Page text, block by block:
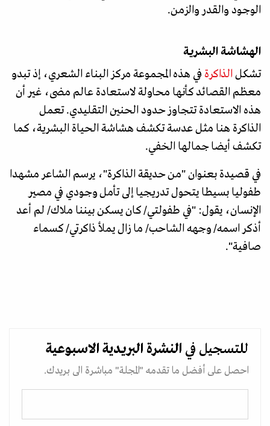
الوجود والقدر والزمن.
الهشاشة البشرية
تشكل الذاكرة في هذه المجموعة مركز البناء الشعري، إذ تبدو
معظم القصائد كأنها محاولة لاستعادة عالم مضى، غير أن
هذه الاستعادة تتجاوز حدود الحنين التقليدي. تعمل
الذاكرة هنا مثل عدسة تكشف هشاشة الحياة البشرية، كما
تكشف أيضا جمالها الخفي.
في قصيدة بعنوان "من حديقة الذاكرة"، يرسم الشاعر مشهدا
طفوليا بسيطا يتحول تدريجيا إلى تأمل وجودي في مصير
الإنسان، يقول: "في طفولتي/ كان يسكن بيننا ملاك/ لم أعد
أذكر اسمه/ وجهه الشاحب/ ما زال يملأ ذاكرتي/ كسماء
صافية".
للتسجيل في النشرة البريدية الاسبوعية
احصل على أفضل ما تقدمه "المجلة" مباشرة الى بريدك.